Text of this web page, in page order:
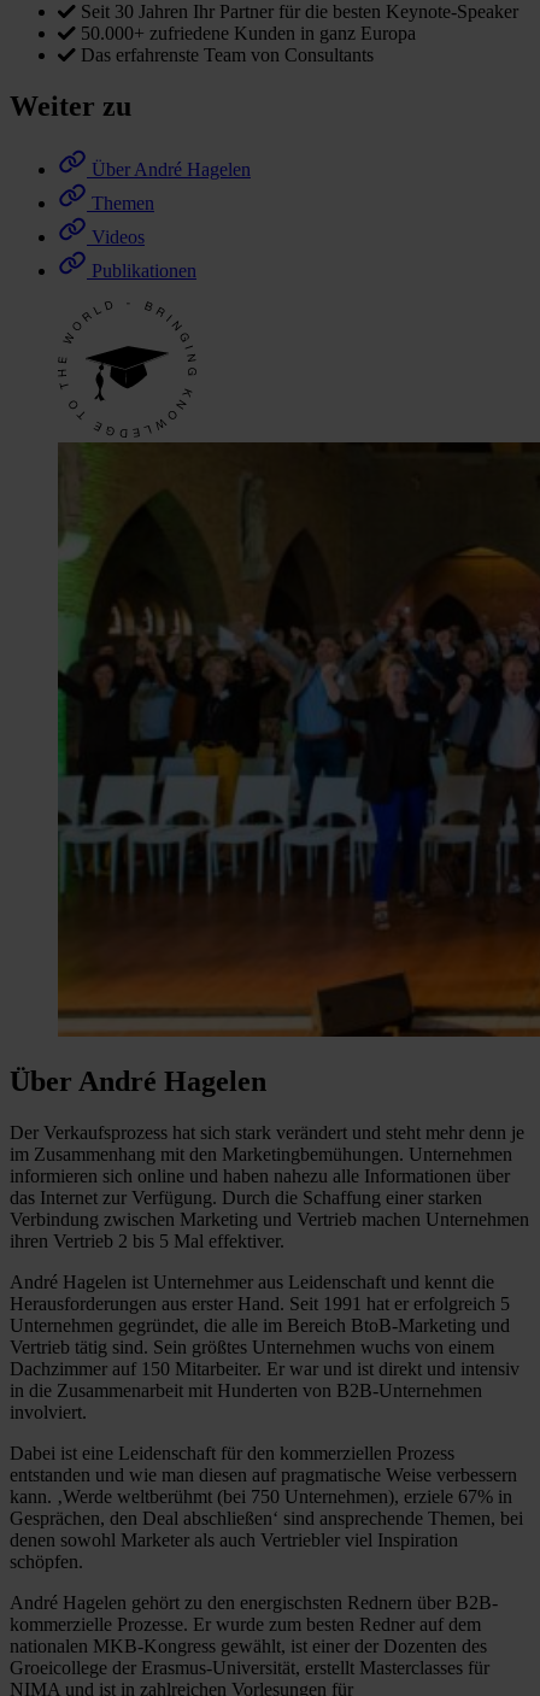
Seit 30 Jahren Ihr Partner für die besten Keynote-Speaker
50.000+ zufriedene Kunden in ganz Europa
Das erfahrenste Team von Consultants
Weiter zu
Über André Hagelen
Themen
Videos
Publikationen
Über André Hagelen
Der Verkaufsprozess hat sich stark verändert und steht mehr denn je
im Zusammenhang mit den Marketingbemühungen. Unternehmen
informieren sich online und haben nahezu alle Informationen über
das Internet zur Verfügung. Durch die Schaffung einer starken
Verbindung zwischen Marketing und Vertrieb machen Unternehmen
ihren Vertrieb 2 bis 5 Mal effektiver.
André Hagelen ist Unternehmer aus Leidenschaft und kennt die
Herausforderungen aus erster Hand. Seit 1991 hat er erfolgreich 5
Unternehmen gegründet, die alle im Bereich BtoB-Marketing und
Vertrieb tätig sind. Sein größtes Unternehmen wuchs von einem
Dachzimmer auf 150 Mitarbeiter. Er war und ist direkt und intensiv
in die Zusammenarbeit mit Hunderten von B2B-Unternehmen
involviert.
Dabei ist eine Leidenschaft für den kommerziellen Prozess
entstanden und wie man diesen auf pragmatische Weise verbessern
kann. ‚Werde weltberühmt (bei 750 Unternehmen), erziele 67% in
Gesprächen, den Deal abschließen‘ sind ansprechende Themen, bei
denen sowohl Marketer als auch Vertriebler viel Inspiration
schöpfen.
André Hagelen gehört zu den energischsten Rednern über B2B-
kommerzielle Prozesse. Er wurde zum besten Redner auf dem
nationalen MKB-Kongress gewählt, ist einer der Dozenten des
Groeicollege der Erasmus-Universität, erstellt Masterclasses für
NIMA und ist in zahlreichen Vorlesungen für